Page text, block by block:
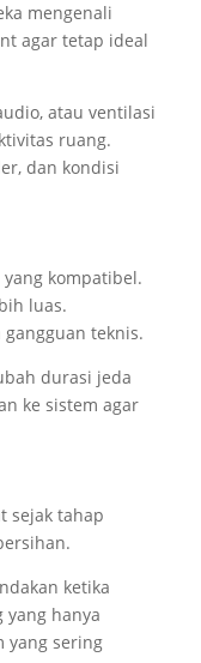
mengenali
agar tetap ideal
atau ventilasi
ruang.
dan kondisi
kompatibel.
luas.
teknis.
durasi jeda
ke sistem agar
sejak tahap
ketika
yang hanya
yang sering